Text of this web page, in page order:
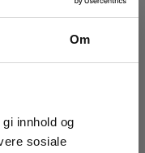
Om
innhold og
sosiale
fra